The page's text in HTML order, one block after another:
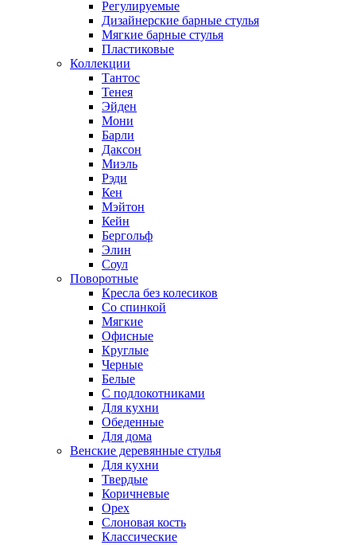
Регулируемые
Дизайнерские барные стулья
Мягкие барные стулья
Пластиковые
Коллекции
Тантос
Тенея
Эйден
Мони
Барли
Даксон
Миэль
Рэди
Кен
Мэйтон
Кейн
Бергольф
Элин
Соул
Поворотные
Кресла без колесиков
Со спинкой
Мягкие
Офисные
Круглые
Черные
Белые
С подлокотниками
Для кухни
Обеденные
Для дома
Венские деревянные стулья
Для кухни
Твердые
Коричневые
Орех
Слоновая кость
Классические